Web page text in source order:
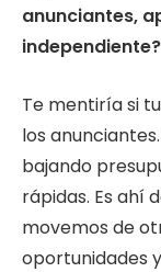
anunciantes,
independiente?
Te mentiría si
los
bajando
rápidas. Es ahí
movemos de
oportunidades